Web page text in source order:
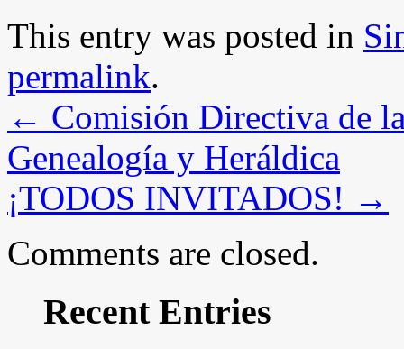
This entry was posted in
permalink.
← Comisión Directiva de
Genealogía y Heráldica
¡TODOS INVITADOS! →
Comments are closed.
Recent Entries